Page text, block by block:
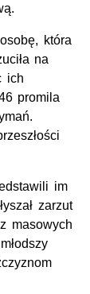
która
na
ich
promila
im
zarzut
masowych